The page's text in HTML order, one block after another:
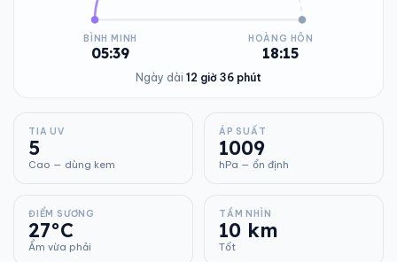
BÌNH MINH
05:39
HOÀNG HÔN
18:15
Ngày dài 12 giờ 36 phút
TIA UV
5
Cao — dùng kem
ÁP SUẤT
1009
hPa — ổn định
ĐIỂM SƯƠNG
27°C
Ẩm vừa phải
TẦM NHÌN
10 km
Tốt